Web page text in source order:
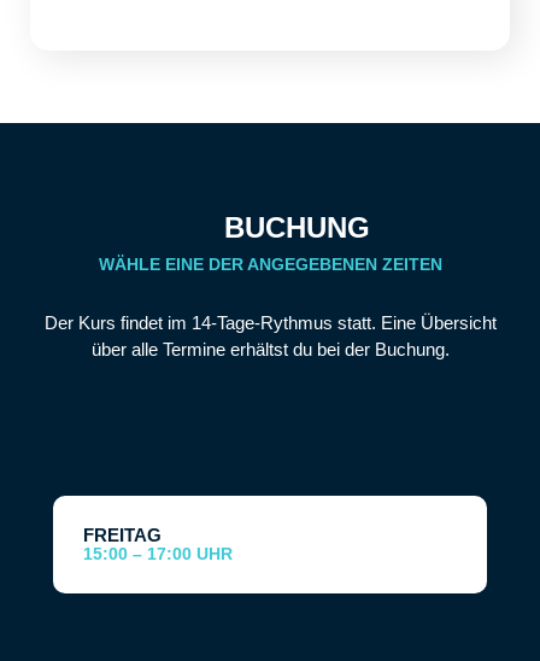
BUCHUNG
WÄHLE EINE DER ANGEGEBENEN ZEITEN
Der Kurs findet im 14-Tage-Rythmus statt. Eine Übersicht
über alle Termine erhältst du bei der Buchung.
FREITAG
15:00 – 17:00 UHR